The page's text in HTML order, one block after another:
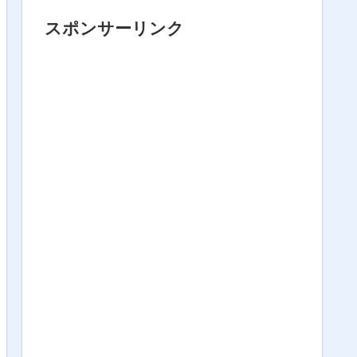
スポンサーリンク